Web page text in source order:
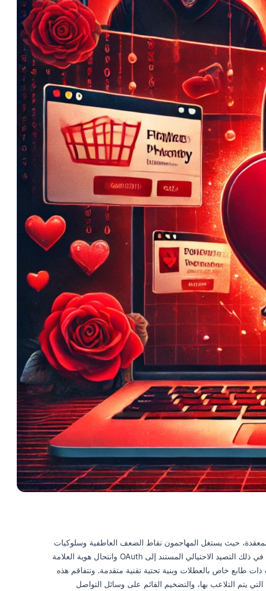
السيبراني المعقدة، حيث يستغل المهاجمون نقاط الضعف العاطفية وسلوكيات
التسوق الموسمية. ظهرت شبكة معقدة من عمليات الاحتيال، بما في ذلك التصيد الاحتيالي المستند إلى OAuth وانتحال هوية العلامة
ذات طابع خاص بالعطلات وبنية تحتية تقنية متقدمة. وتتفاقم هذه
التي يتم التلاعب بها، والتضخيم القائم على وسائل التواصل